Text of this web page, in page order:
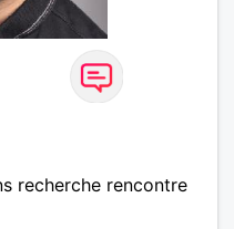
recherche rencontre